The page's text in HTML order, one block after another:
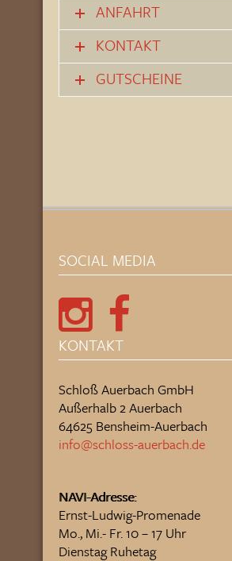
ANFAHRT
KONTAKT
GUTSCHEINE
SOCIAL MEDIA
KONTAKT
Schloß Auerbach GmbH
Außerhalb 2 Auerbach
64625 Bensheim-Auerbach
info@schloss-auerbach.de
NAVI-Adresse:
Ernst-Ludwig-Promenade
Mo., Mi.- Fr. 10 – 17 Uhr
Dienstag Ruhetag